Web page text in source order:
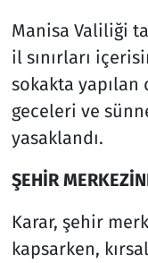
Manisa Valiliği
il sınırları
sokakta yapılan
geceleri ve
yasaklandı.
ŞEHİR
Karar, şehir
kapsarken,
Spor
Teknoloji ve
Televizyon